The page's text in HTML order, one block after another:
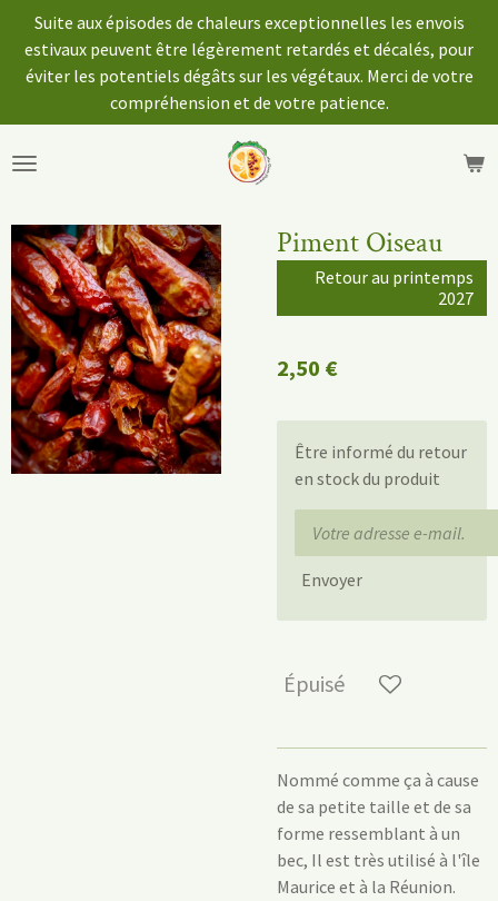
Passer
au
contenu
Suite aux épisodes de chaleurs exceptionnelles les envois
estivaux peuvent être légèrement retardés et décalés, pour
éviter les potentiels dégâts sur les végétaux. Merci de votre
compréhension et de votre patience.
Piment Oiseau
Retour au printemps
2027
2,50 €
Être informé du retour
en stock du produit
Envoyer
Épuisé
Nommé comme ça à cause
de sa petite taille et de sa
forme ressemblant à un
bec, Il est très utilisé à l'île
Maurice et à la Réunion.